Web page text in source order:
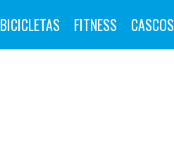
BICICLETAS FITNESS CASCOS